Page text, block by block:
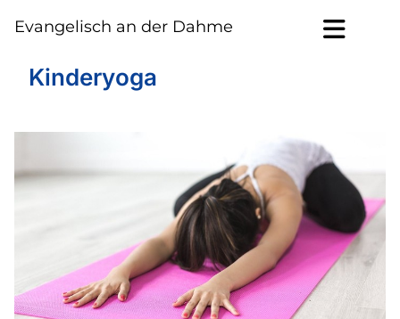
Evangelisch an der Dahme
Kinderyoga